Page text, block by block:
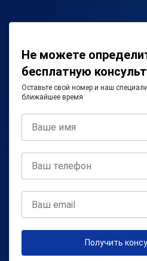
Не можете
бесплатную
Оставьте свой номер и наш
ближайшее время
Получить